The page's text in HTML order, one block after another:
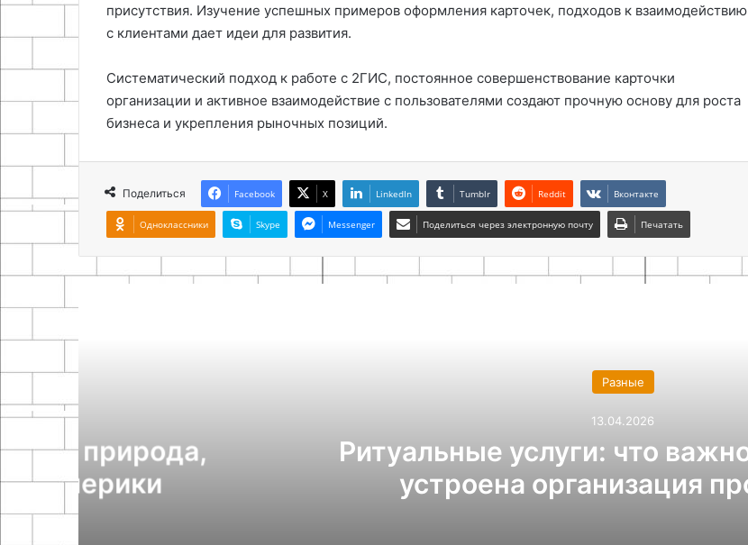
присутствия. Изучение успешных примеров оформления карточек, подходов к взаимодействию
с клиентами дает идеи для развития.
Систематический подход к работе с 2ГИС, постоянное совершенствование карточки
организации и активное взаимодействие с пользователями создают прочную основу для роста
бизнеса и укрепления рыночных позиций.
Поделиться Facebook X LinkedIn Tumblr Reddit Вконтакте
Одноклассники Skype Messenger Поделиться через электронную почту Печатать
Ритуальные услуги: что важно знать и как
устроена организация прощания